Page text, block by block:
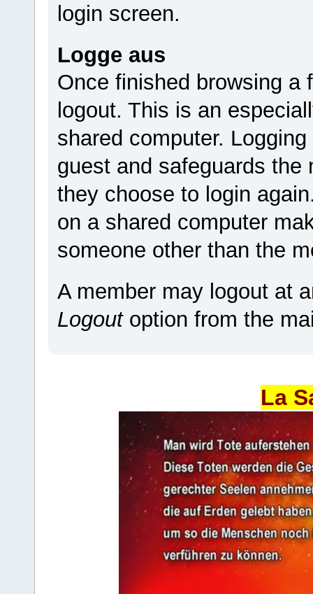
login screen.
Logge aus
Once finished browsing a
logout. This is an
shared computer.
guest and safeguards
they choose to login
on a shared computer
someone other than the
A member may logout at
Logoutoption from the
La